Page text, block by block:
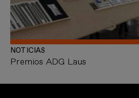
Premios ADG Laus
NOTICIAS